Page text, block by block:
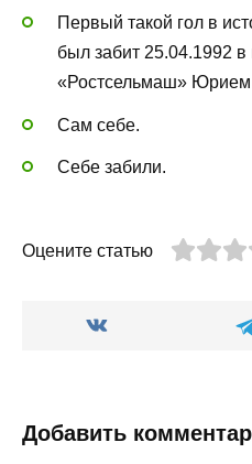
Первый такой гол в
был забит 25.04.1992
«Ростсельмаш» Юрием
Сам себе.
Себе забили.
Оцените статью
Добавить